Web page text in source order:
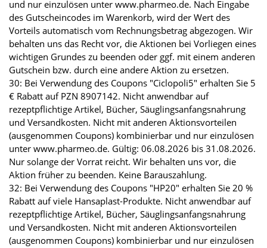
und nur einzulösen unter www.pharmeo.de. Nach Eingabe
des Gutscheincodes im Warenkorb, wird der Wert des
Vorteils automatisch vom Rechnungsbetrag abgezogen. Wir
behalten uns das Recht vor, die Aktionen bei Vorliegen eines
wichtigen Grundes zu beenden oder ggf. mit einem anderen
Gutschein bzw. durch eine andere Aktion zu ersetzen.
30: Bei Verwendung des Coupons "Ciclopoli5" erhalten Sie 5
€ Rabatt auf PZN 8907142. Nicht anwendbar auf
rezeptpflichtige Artikel, Bücher, Säuglingsanfangsnahrung
und Versandkosten. Nicht mit anderen Aktionsvorteilen
(ausgenommen Coupons) kombinierbar und nur einzulösen
unter www.pharmeo.de. Gültig: 06.08.2026 bis 31.08.2026.
Nur solange der Vorrat reicht. Wir behalten uns vor, die
Aktion früher zu beenden. Keine Barauszahlung.
32: Bei Verwendung des Coupons "HP20" erhalten Sie 20 %
Rabatt auf viele Hansaplast-Produkte. Nicht anwendbar auf
rezeptpflichtige Artikel, Bücher, Säuglingsanfangsnahrung
und Versandkosten. Nicht mit anderen Aktionsvorteilen
(ausgenommen Coupons) kombinierbar und nur einzulösen